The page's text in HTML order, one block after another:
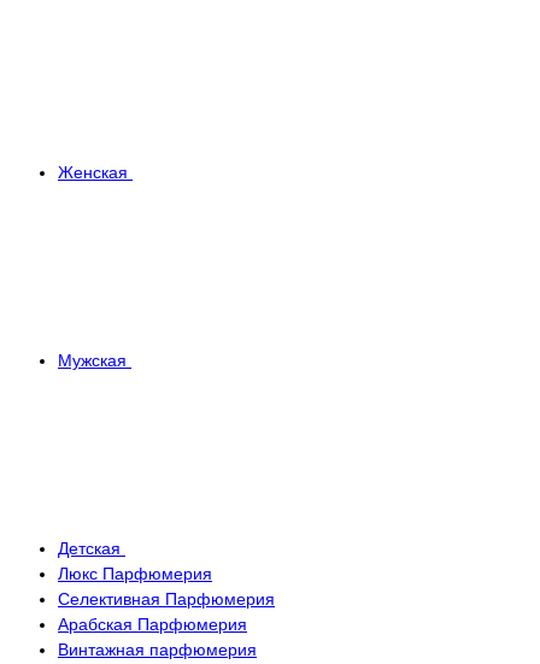
Женская
Мужская
Детская
Люкс Парфюмерия
Селективная Парфюмерия
Арабская Парфюмерия
Винтажная парфюмерия